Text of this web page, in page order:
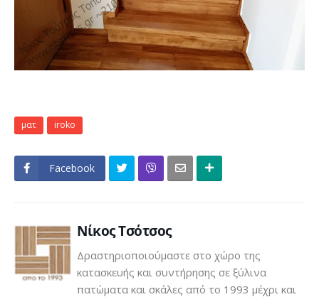
ματ iroko
Facebook
Νίκος Τσότσος
Δραστηριοποιούμαστε στο χώρο της
κατασκευής και συντήρησης σε ξύλινα
πατώματα και σκάλες από το 1993 μέχρι και